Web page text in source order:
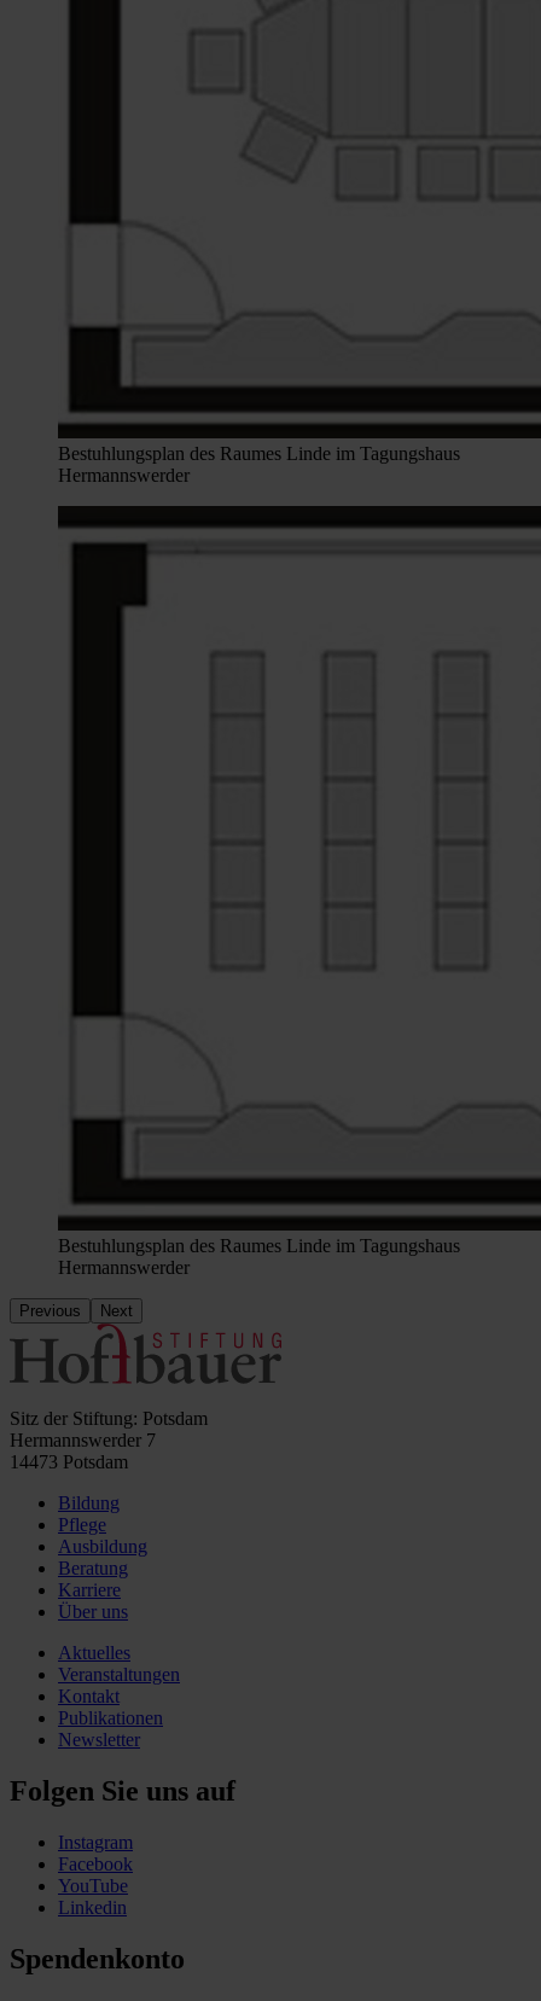
Bestuhlungsplan des Raumes Linde im Tagungshaus
Hermannswerder
Bestuhlungsplan des Raumes Linde im Tagungshaus
Hermannswerder
Previous Next
Sitz der Stiftung: Potsdam
Hermannswerder 7
14473 Potsdam
Bildung
Pflege
Ausbildung
Beratung
Karriere
Über uns
Aktuelles
Veranstaltungen
Kontakt
Publikationen
Newsletter
Folgen Sie uns auf
Instagram
Facebook
YouTube
Linkedin
Spendenkonto